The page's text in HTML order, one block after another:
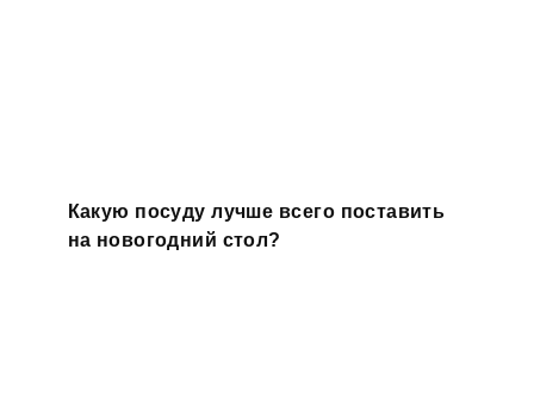
Какую посуду лучше всего поставить
на новогодний стол?